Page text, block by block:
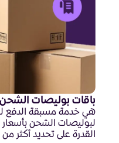
باقات بوليصات الشحن
هي خدمة مسبقة الدفع
لبوليصات الشحن
القدرة على تحديد أكثر